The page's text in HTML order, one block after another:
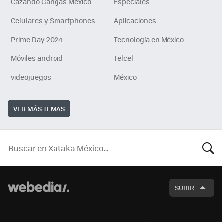
Celulares y Smartphones
Aplicaciones
Prime Day 2024
Tecnología en México
Móviles android
Telcel
videojuegos
México
VER MÁS TEMAS
SUBIR